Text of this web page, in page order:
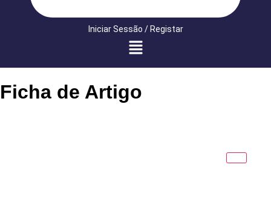
Iniciar Sessão / Registar
Ficha de Artigo